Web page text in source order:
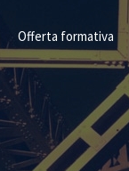
Offerta formativa